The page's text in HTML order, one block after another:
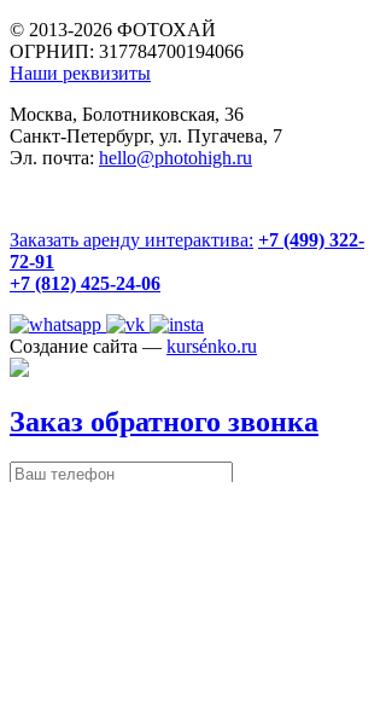
© 2013-2026 ФОТОХАЙ
ОГРНИП: 317784700194066
Наши реквизиты
Москва, Болотниковская, 36
Санкт-Петербург, ул. Пугачева, 7
Эл. почта: hello@photohigh.ru
Заказать аренду интерактива: +7 (499) 322-
72-91
+7 (812) 425-24-06
Создание сайта — kursénko.ru
Заказ обратного звонка